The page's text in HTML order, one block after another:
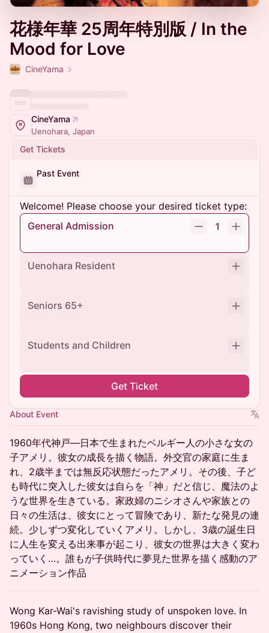
花様年華 25周年特別版 / In the
Mood for Love
CineYama
CineYama
Uenohara, Japan
Get Tickets
Past Event
Welcome! Please choose your desired ticket type:
General Admission
1
Uenohara Resident
Seniors 65+
Students and Children
Get Ticket
About Event
1960年代神戸—日本で生まれたベルギー人の小さな女の
子アメリ。彼女の成長を描く物語。外交官の家庭に生ま
れ、2歳半までは無反応状態だったアメリ。その後、子ど
も時代に突入した彼女は自らを「神」だと信じ、魔法のよ
うな世界を生きている。家政婦のニシオさんや家族との
日々の生活は、彼女にとって冒険であり、新たな発見の連
続。少しずつ変化していくアメリ。しかし、3歳の誕生日
に人生を変える出来事が起こり、彼女の世界は大きく変わ
っていく…。誰もが子供時代に夢見た世界を描く感動のア
ニメーション作品
Wong Kar-Wai's ravishing study of unspoken love. In
1960s Hong Kong, two neighbours discover their